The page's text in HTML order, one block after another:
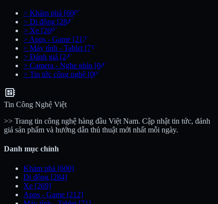
> Khám phá [600]
> Di động [284]
> Xe [269]
> Apps - Game [212]
> Máy tính - Tablet [71]
> Đánh giá [24]
> Camera - Nghe nhìn [04]
> Tin tức công nghệ [00]
developer_board
Tin Công Nghệ Việt
>> Trang tin công nghệ hàng đầu Việt Nam. Cập nhật tin tức, đánh
giá sản phẩm và hướng dẫn thủ thuật mới nhất mỗi ngày.
Danh mục chính
Khám phá [600]
Di động [284]
Xe [269]
Apps - Game [212]